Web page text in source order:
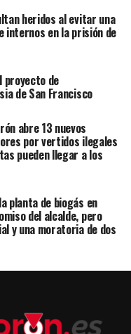
heridos al evitar una
internos en la prisión de
proyecto de
de San Francisco
abre 13 nuevos
por vertidos ilegales
pueden llegar a los
planta de biogás en
del alcalde, pero
y una moratoria de dos